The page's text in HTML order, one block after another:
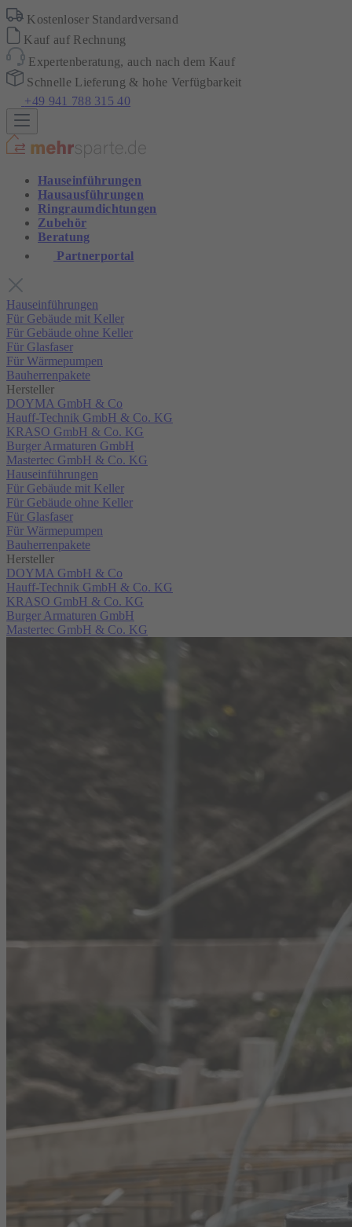
Kostenloser Standardversand
Kauf auf Rechnung
Expertenberatung, auch nach dem Kauf
Schnelle Lieferung & hohe Verfügbarkeit
+49 941 788 315 40
Hauseinführungen
Hausausführungen
Ringraumdichtungen
Zubehör
Beratung
Partnerportal
Hauseinführungen
Für Gebäude mit Keller
Für Gebäude ohne Keller
Für Glasfaser
Für Wärmepumpen
Bauherrenpakete
Hersteller
DOYMA GmbH & Co
Hauff-Technik GmbH & Co. KG
KRASO GmbH & Co. KG
Burger Armaturen GmbH
Mastertec GmbH & Co. KG
Hauseinführungen
Für Gebäude mit Keller
Für Gebäude ohne Keller
Für Glasfaser
Für Wärmepumpen
Bauherrenpakete
Hersteller
DOYMA GmbH & Co
Hauff-Technik GmbH & Co. KG
KRASO GmbH & Co. KG
Burger Armaturen GmbH
Mastertec GmbH & Co. KG